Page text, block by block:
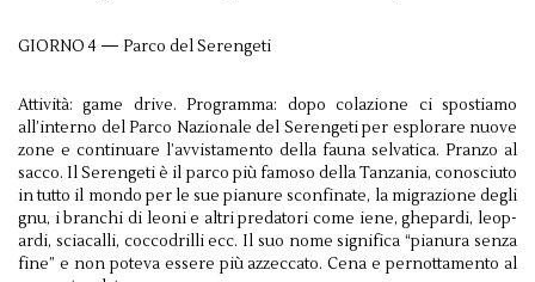
GIORNO 4 — Parco del Serengeti
Attività: game drive. Pro­gramma: dopo colazione ci spos­ti­amo
all’interno del Parco Nazionale del Serengeti per esplo­rare nuove
zone e con­tin­uare l’avvistamento della fauna sel­vat­ica. Pranzo al
sacco. Il Serengeti è il parco più famoso della Tan­za­nia, conosci­uto
in tutto il mondo per le sue pia­nure scon­fi­nate, la migrazione degli
gnu, i branchi di leoni e altri preda­tori come iene, ghep­ardi, leop­
ardi, sci­a­calli, coc­co­drilli ecc. Il suo nome sig­nifica “pia­nura senza
fine” e non poteva essere più azzec­cato. Cena e per­not­ta­mento al